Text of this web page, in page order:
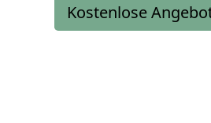
Kostenlose